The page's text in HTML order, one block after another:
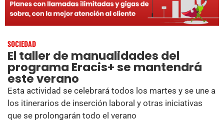
SOCIEDAD
El taller de manualidades del
programa Eracis+ se mantendrá
este verano
Esta actividad se celebrará todos los martes y se une a
los itinerarios de inserción laboral y otras iniciativas
que se prolongarán todo el verano